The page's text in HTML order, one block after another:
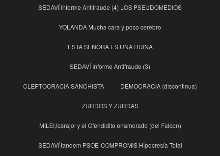
SEDAVÍ Informe Antifraude (4) LOS PSEUDOMEDIOS
YOLANDA Mucha cara y poco cerebro
ESTA SEÑORA ES UNA RUINA
SEDAVÍ Informe Antifraude (3)
CLEPTOCRACIA SANCHISTA DEMOCRACIA (discontinua)
ZURDOS Y ZURDAS
MILEI,!carajo! y el Ofendidito enamorado (del Falcon)
SEDAVÍ tandem PSOE-COMPROMIS Hipocresía Total